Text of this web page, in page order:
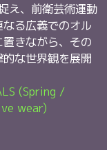
え、前衛芸術運動
る広義でのオル
きながら、その
な世界観を展開
(Spring /
wear)